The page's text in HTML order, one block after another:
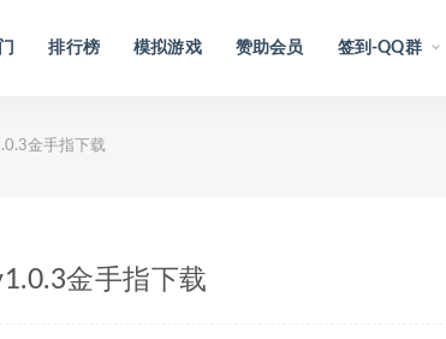
排行榜 模拟游戏 赞助会员 签到-QQ群
金手指下载
金手指下载